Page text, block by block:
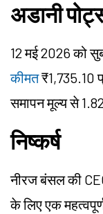
अडानी
12 मई 2026 को
कीमत₹1,735.10
समापन मूल्य से
निष्कर्ष
नीरज बंसल की
के लिए एक